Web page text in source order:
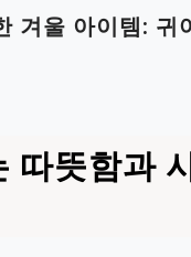
겨울 아이템: 귀
따뜻함과